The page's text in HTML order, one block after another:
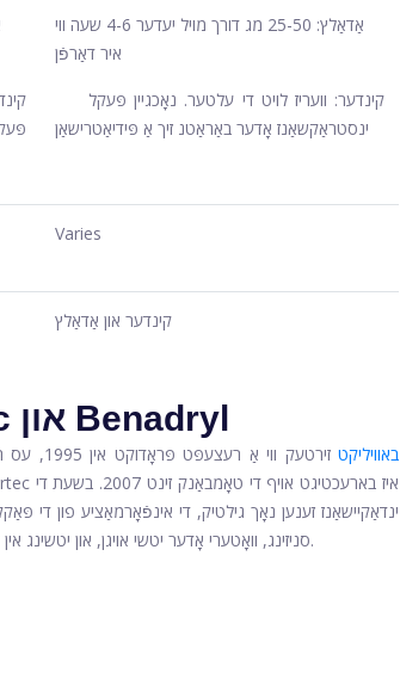
אַדאַלץ: 25-50 מג דורך מויל יעדער 4-6 שעה ווי
איר דאַרפֿן
קינדער: וועריז לויט די עלטער. נאָכגיין פּעקל
ינסטראַקשאַנז אָדער באַראַטנ זיך אַ פּידיאַטרישאַן
Varies
קינדער און אַדאַלץ
טנאָים באהאנדלט דורך Zyrtec און Benadryl
FDA באוויליקט
זירטעק
ינדאַקיישאַנז זענען נאָך גילטיק, די אינפֿאָרמאַציע פון ​​די
סניזינג, וואָטערי אָדער יטשי אויגן, און יטשינג אין די נאָז / האַלדז רעכט צו היי היץ אָדער אנדערע רעספּעראַטאָרי אַלערדזשיז.